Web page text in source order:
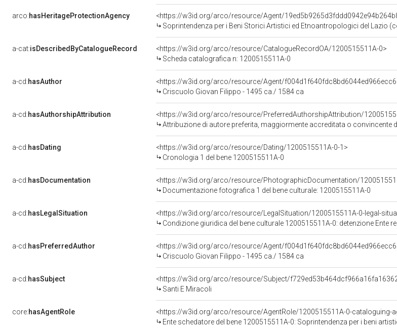
arco:hasHeritageProtectionAgency
<https://w3id.org/arco/resource/Agent/
Soprintendenza per i Beni Storici Artistici ed Etnoantropologici del Lazio
a-cat:isDescribedByCatalogueRecord
<https://w3id.org/arco/resource/CatalogueRecordOA/1200515511A-0>
Scheda catalografica n: 1200515511A-0
a-cd:hasAuthor
<https://w3id.org/arco/resource/Agent/
Criscuolo Giovan Filippo - 1495 ca./ 1584 ca
a-cd:hasAuthorshipAttribution
<https://w3id.org/arco/resource/PreferredAuthorshipAttribution/
Attribuzione di autore preferita, maggiormente accreditata o convincente
a-cd:hasDating
<https://w3id.org/arco/resource/Dating/1200515511A-0-1>
Cronologia 1 del bene 1200515511A-0
a-cd:hasDocumentation
<https://w3id.org/arco/resource/PhotographicDocumentation/
Documentazione fotografica 1 del bene culturale: 1200515511A-0
a-cd:hasLegalSituation
<https://w3id.org/arco/resource/LegalSituation/1200515511A-0-legal-
Condizione giuridica del bene culturale 1200515511A-0: detenzione Ente
a-cd:hasPreferredAuthor
<https://w3id.org/arco/resource/Agent/
Criscuolo Giovan Filippo - 1495 ca./ 1584 ca
a-cd:hasSubject
<https://w3id.org/arco/resource/Subject/
Santi E Miracoli
core:hasAgentRole
<https://w3id.org/arco/resource/AgentRole/1200515511A-0-cataloguing-
Ente schedatore del bene 1200515511A-0: Soprintendenza per i beni